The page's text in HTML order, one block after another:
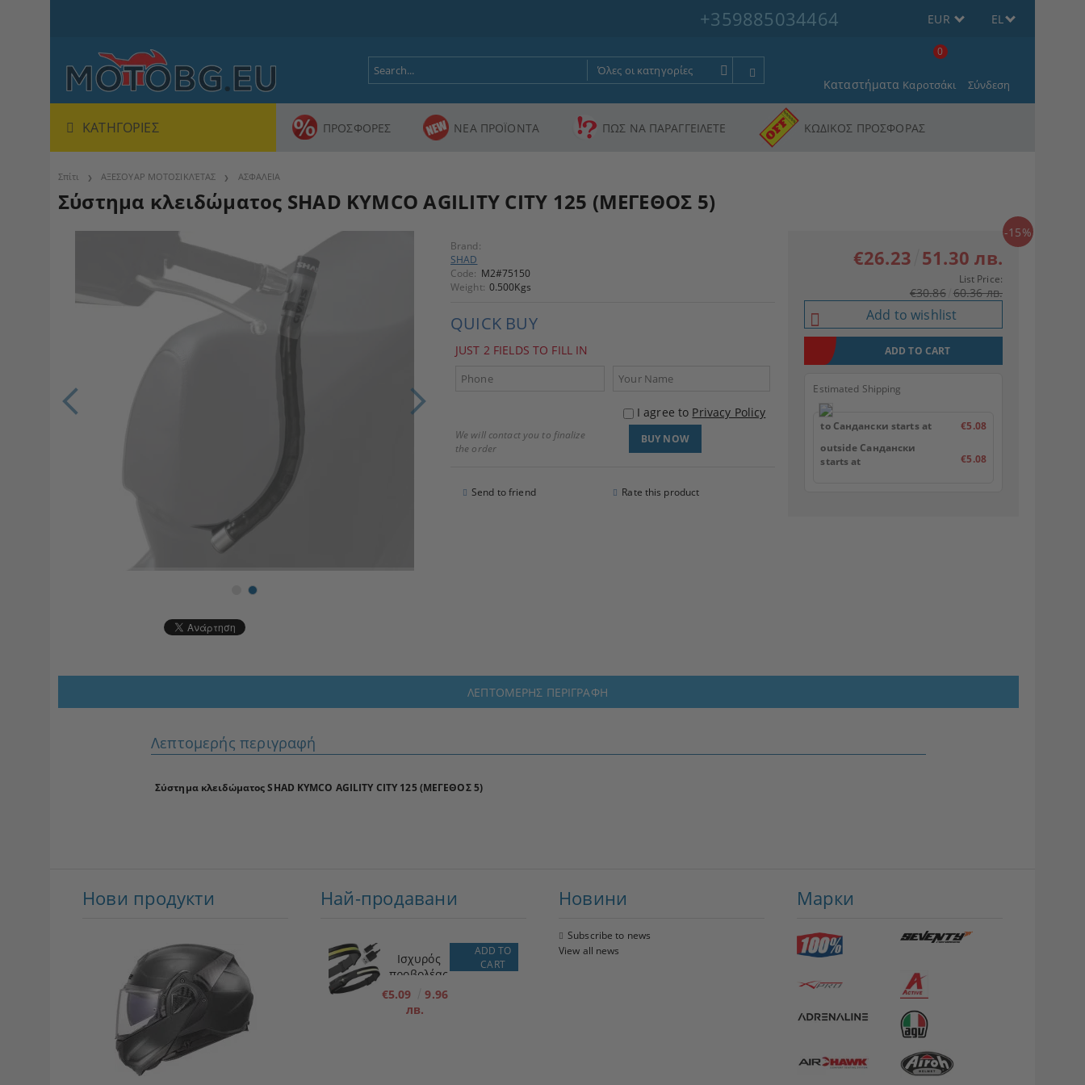
+359885034464 EUR EL
Καταστήματα Καροτσάκι
0
Σύνδεση
ΚΑΤΗΓΟΡΊΕΣ ΠΡΟΣΦΟΡΕΣ ΝΕΑ ΠΡΟΪΟΝΤΑ ΠΩΣ ΝΑ ΠΑΡΑΓΓΕΙΛΕΤΕ ΚΩΔΙΚΟΣ ΠΡΟΣΦΟΡΑΣ
Σπίτι ΑΞΕΣΟΥΑΡ ΜΟΤΟΣΙΚΛΈΤΑΣ ΑΣΦΑΛΕΙΑ
Σύστημα κλειδώματος SHAD KYMCO AGILITY CITY 125 (ΜΕΓΕΘΟΣ 5)
Brand:
SHAD
Code: M2#75150
Weight: 0.500Kgs
QUICK BUY
JUST 2 FIELDS TO FILL IN
I agree to Privacy Policy
We will contact you to finalize
the order
Send to friend Rate this product
-15%
€26.23 51.30 лв.
List Price:
€30.86 60.36 лв.
Add to wishlist
Estimated Shipping
to Сандански starts at
€5.08
outside Сандански
starts at
€5.08
ΛΕΠΤΟΜΕΡΉΣ ΠΕΡΙΓΡΑΦΉ
Λεπτομερής περιγραφή
Σύστημα κλειδώματος SHAD KYMCO AGILITY CITY 125 (ΜΕΓΕΘΟΣ 5)
Нови продукти Най-продавани
Ισχυρός
προβολέας
LED + φακός
€5.09
9.96
лв.
ADD TO
CART
Новини
Subscribe to news
View all news
Марки